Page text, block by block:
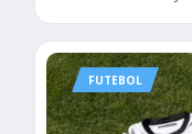
FUTEBOL